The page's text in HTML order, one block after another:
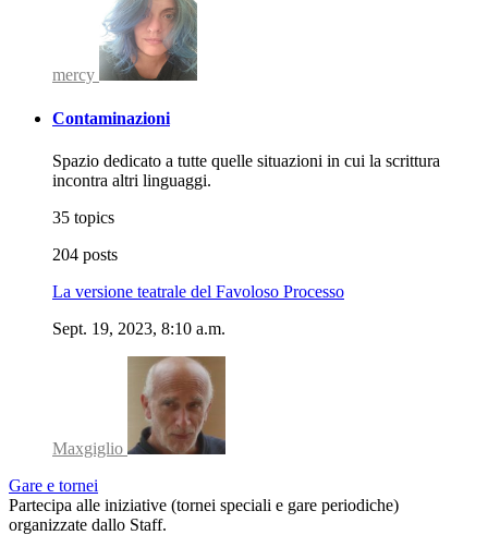
mercy
Contaminazioni
Spazio dedicato a tutte quelle situazioni in cui la scrittura
incontra altri linguaggi.
35 topics
204 posts
La versione teatrale del Favoloso Processo
Sept. 19, 2023, 8:10 a.m.
Maxgiglio
Gare e tornei
Partecipa alle iniziative (tornei speciali e gare periodiche)
organizzate dallo Staff.